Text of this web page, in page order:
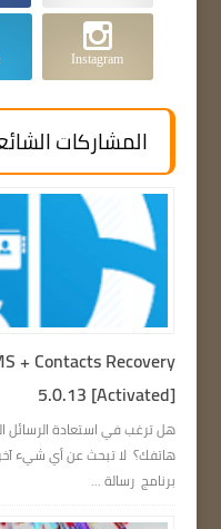
Instagram
المشاركات
+ Contacts Recovery
5.0.13 [Activated]
هل ترغب في استعادة الرسائل
هاتفك؟ لا تبحث عن أي شيء
برنامج رسالة ...